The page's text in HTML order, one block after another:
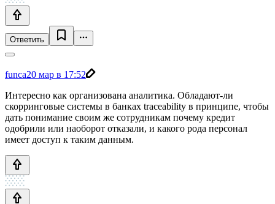
Ответить
funca20 мар в 17:52
Интересно как организована аналитика. Обладают-ли
скорринговые системы в банках traceability в принципе, чтобы
дать понимание своим же сотрудникам почему кредит
одобрили или наоборот отказали, и какого рода персонал
имеет доступ к таким данным.